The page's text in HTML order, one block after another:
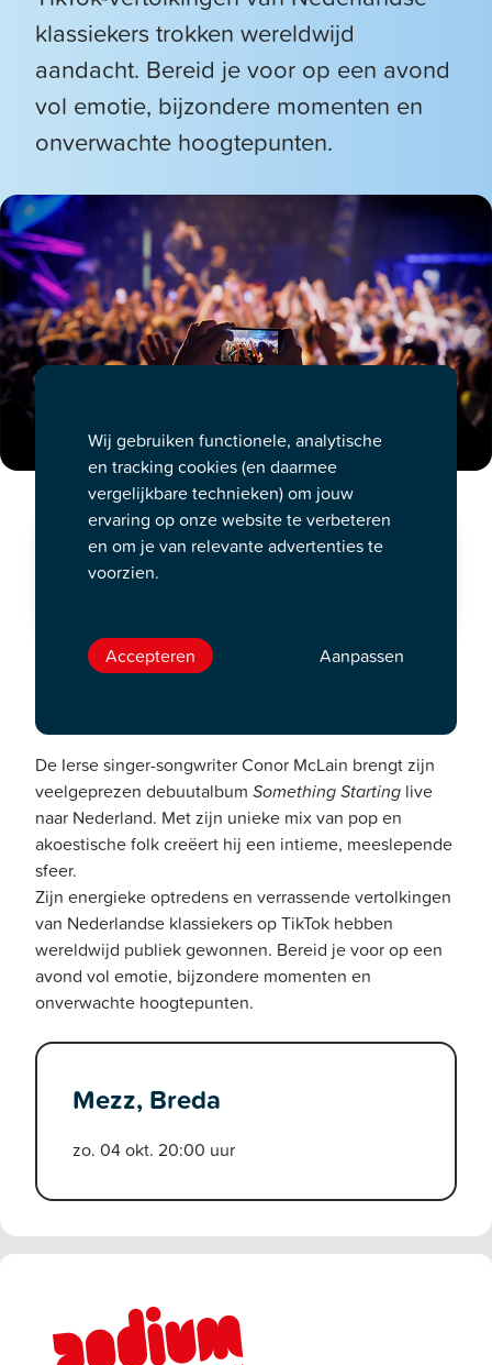
klassiekers trokken wereldwijd
aandacht. Bereid je voor op een avond
vol emotie, bijzondere momenten en
onverwachte hoogtepunten.
Intieme folkpop met verrassende
De Ierse singer-songwriter Conor McLain brengt zijn
veelgeprezen debuutalbum Something Starting live
naar Nederland. Met zijn unieke mix van pop en
akoestische folk creëert hij een intieme, meeslepende
sfeer.
Zijn energieke optredens en verrassende vertolkingen
van Nederlandse klassiekers op TikTok hebben
wereldwijd publiek gewonnen. Bereid je voor op een
avond vol emotie, bijzondere momenten en
onverwachte hoogtepunten.
Mezz, Breda
zo. 04 okt. 20:00 uur
Mezz
Wij gebruiken functionele, analytische
en tracking cookies (en daarmee
vergelijkbare technieken) om jouw
ervaring op onze website te verbeteren
en om je van relevante advertenties te
voorzien.
Accepteren Aanpassen